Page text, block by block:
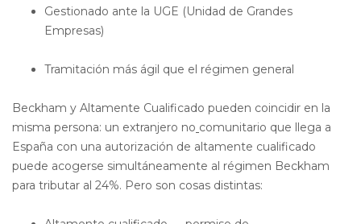
Gestionado ante la UGE (Unidad de Grandes
Empresas)
Tramitación más ágil que el régimen general
Beckham y Altamente Cualificado pueden coincidir en la
misma persona: un extranjero no comunitario que llega a
España con una autorización de altamente cualificado
puede acogerse simultáneamente al régimen Beckham
para tributar al 24%. Pero son cosas distintas: